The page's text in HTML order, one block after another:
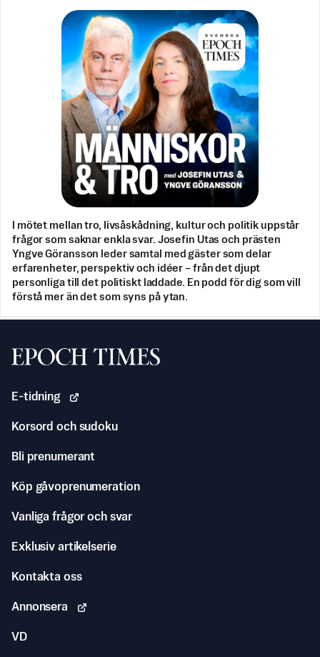
I mötet mellan tro, livsåskådning, kultur och politik uppstår
frågor som saknar enkla svar. Josefin Utas och prästen
Yngve Göransson leder samtal med gäster som delar
erfarenheter, perspektiv och idéer – från det djupt
personliga till det politiskt laddade. En podd för dig som vill
förstå mer än det som syns på ytan.
Svenska Epoch Times
E-tidning
Korsord och sudoku
Bli prenumerant
Köp gåvoprenumeration
Vanliga frågor och svar
Exklusiv artikelserie
Kontakta oss
Annonsera
VD